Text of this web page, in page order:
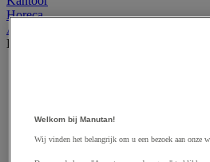
Horeca
Afvalbeheer
Bekijk de hele productgroep
Afvalzakhouder
Asbak en as/afvalbak
Big bag
Welkom bij Manutan!
Wij vinden het belangrijk om u een bezoek aan onze